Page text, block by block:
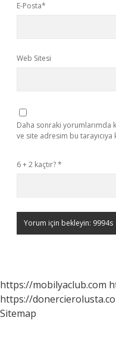
E-Posta*
Web Sitesi
Daha sonraki yorumlarımda
ve site adresim bu tarayıcıya
6 + 2 kaçtır?*
https://mobilyaclub.com
https://
Sitemap